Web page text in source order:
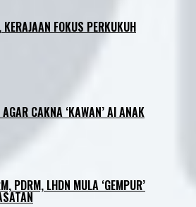
FOKUS PERKUKUH
CAKNA ‘KAWAN’ AI ANAK
PDRM, LHDN MULA ‘GEMPUR’